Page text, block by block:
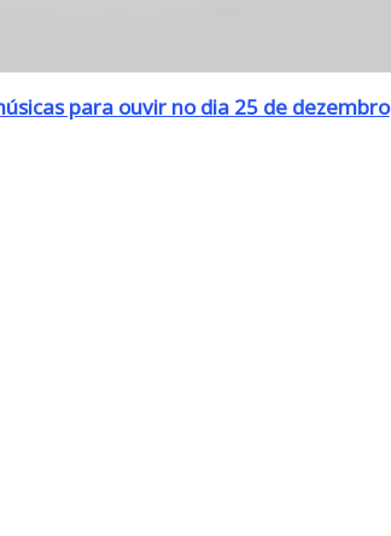
para ouvir no dia 25 de dezembro